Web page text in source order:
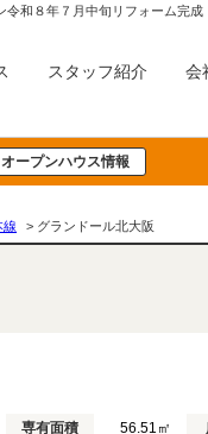
スタッフ紹介 会
オープンハウス情報
線 > グランドール北大阪
専有面積 56.51㎡